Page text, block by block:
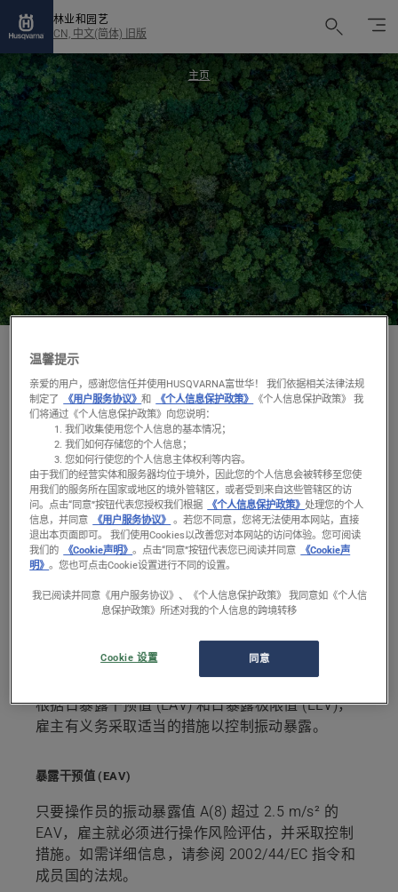
林业和园艺
CN, 中文(简体) 旧版
主页
法律
手臂振动
背景
欧盟指令 2002/44/EC 规定了防止工人因接触机械
振动而承受所带来的或可能带来的健康和安全风险
的最低要求。
进行计算。确定 A(8) 值后，应将该值与暴露干预值
但查阅每个利益成员国的法规以了解该法规是否有
更严格的暴露值也十分重要。
根据日暴露干预值 (EAV) 和日暴露极限值 (ELV)，
雇主有义务采取适当的措施以控制振动暴露。
暴露干预值 (EAV)
只要操作员的振动暴露值 A(8) 超过 2.5 m/s² 的
EAV，雇主就必须进行操作风险评估，并采取控制
措施。如需详细信息，请参阅 2002/44/EC 指令和
成员国的法规。
温馨提示
亲爱的用户，感谢您信任并使用HUSQVARNA富世华！ 我们依据相关法律法规
制定了
《用户服务协议》和 《个人信息保护政策》
《个人信息保护政策》 我
们将通过《个人信息保护政策》向您说明：
我们收集使用您个人信息的基本情况；
我们如何存储您的个人信息；
您如何行使您的个人信息主体权利等内容。
由于我们的经营实体和服务器均位于境外，因此您的个人信息会被转移至您使
用我们的服务所在国家或地区的境外管辖区，或者受到来自这些管辖区的访
问。 点击“同意”按钮代表您授权我们根据 《个人信息保护政策》 处理您的个人
信息，并同意
《用户服务协议》 。若您不同意，您将无法使用本网站，直接
退出本页面即可。 我们使用Cookies以改善您对本网站的访问体验。您可阅读
我们的
《Cookie声明》。点击“同意”按钮代表您已阅读并同意
《Cookie声
明》。您也可点击Cookie设置进行不同的设置。
我已阅读并同意《用户服务协议》、《个人信息保护政策》 我同意如《个人信
息保护政策》所述对我的个人信息的跨境转移
同意
Cookie 设置